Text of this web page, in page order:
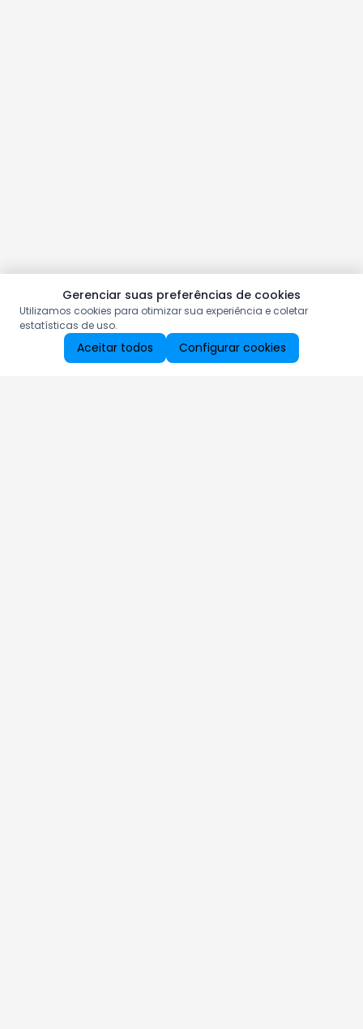
Gerenciar suas preferências de cookies
Utilizamos cookies para otimizar sua experiência e coletar
estatísticas de uso.
Aceitar todos Configurar cookies